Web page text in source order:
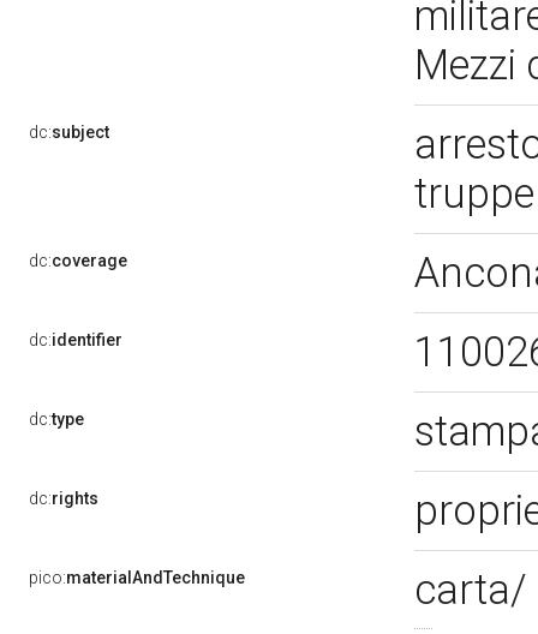
Mezzi
dc:subject
dc:coverage
dc:identifier
dc:type
dc:rights
pico:materialAndTechnique